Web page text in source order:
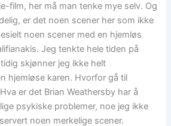
film, her må man tenke mye selv. Og
er det noen scener her som ikke
noen scener med en hjemløs
Jeg tenkte hele tiden på
skjønner jeg ikke helt
hjemløse karen. Hvorfor gå til
er det Brian Weathersby har å
psykiske problemer, noe jeg ikke
noen merkelige scener.